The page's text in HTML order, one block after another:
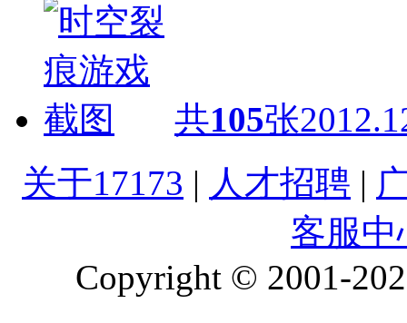
共105张
关于17173 | 人才招聘 |
客服中
Copyright © 2001-